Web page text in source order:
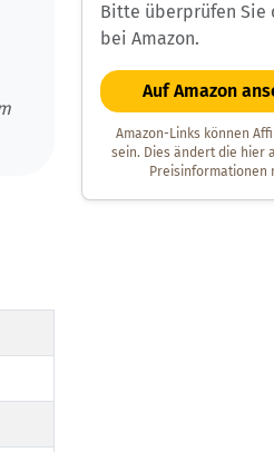
Bitte überprüfen Sie
bei Amazon.
Auf Amazon
Amazon-Links können
sein. Dies ändert die hier
Preisinformationen